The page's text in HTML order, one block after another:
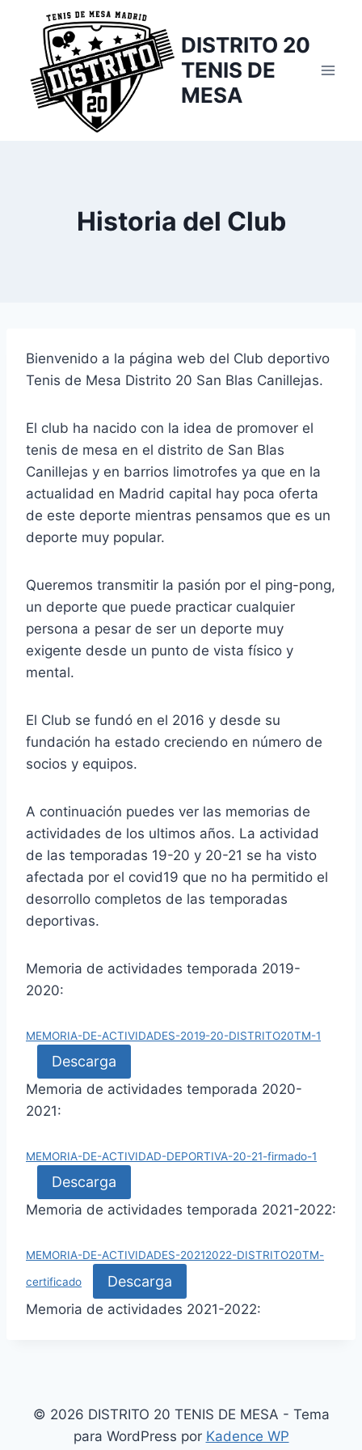
contenido
DISTRITO 20
TENIS DE
MESA
Historia del Club
Bienvenido a la página web del Club deportivo
Tenis de Mesa Distrito 20 San Blas Canillejas.
El club ha nacido con la idea de promover el
tenis de mesa en el distrito de San Blas
Canillejas y en barrios limotrofes ya que en la
actualidad en Madrid capital hay poca oferta
de este deporte mientras pensamos que es un
deporte muy popular.
Queremos transmitir la pasión por el ping-pong,
un deporte que puede practicar cualquier
persona a pesar de ser un deporte muy
exigente desde un punto de vista físico y
mental.
El Club se fundó en el 2016 y desde su
fundación ha estado creciendo en número de
socios y equipos.
A continuación puedes ver las memorias de
actividades de los ultimos años. La actividad
de las temporadas 19-20 y 20-21 se ha visto
afectada por el covid19 que no ha permitido el
desorrollo completos de las temporadas
deportivas.
Memoria de actividades temporada 2019-
2020:
MEMORIA-DE-ACTIVIDADES-2019-20-DISTRITO20TM-1
Descarga
Memoria de actividades temporada 2020-
2021:
MEMORIA-DE-ACTIVIDAD-DEPORTIVA-20-21-firmado-1
Descarga
Memoria de actividades temporada 2021-2022:
MEMORIA-DE-ACTIVIDADES-20212022-DISTRITO20TM-
certificado Descarga
Memoria de actividades 2021-2022:
© 2026 DISTRITO 20 TENIS DE MESA - Tema
para WordPress por Kadence WP